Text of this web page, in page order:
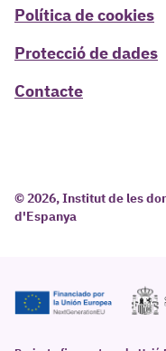
Política de cookies
Protecció de dades
Contacte
© 2026, Institut de les
d'Espanya